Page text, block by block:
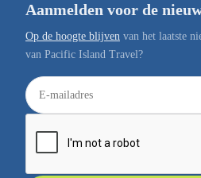
Aanmelden voor de
Op de hoogte blijven van het laatste
van Pacific Island Travel?
E
-